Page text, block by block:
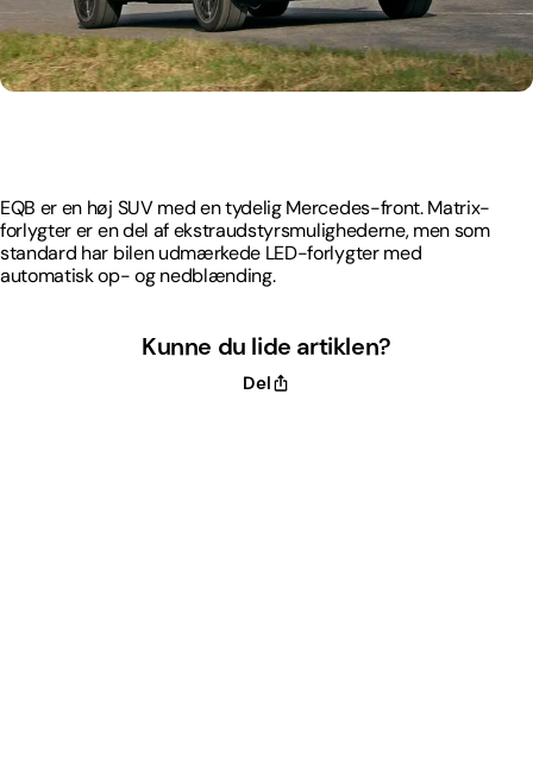
EQB er en høj SUV med en tydelig Mercedes-front. Matrix-
forlygter er en del af ekstraudstyrsmulighederne, men som
standard har bilen udmærkede LED-forlygter med
automatisk op- og nedblænding.
Kunne du lide artiklen?
Del